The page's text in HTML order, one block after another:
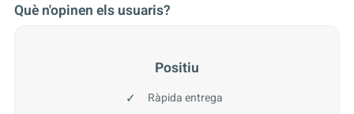
Què n'opinen els usuaris?
Positiu
Ràpida entrega